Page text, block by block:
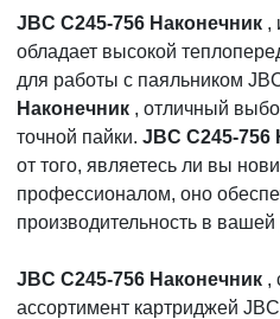
JBC C245-756 Наконечник ,
обладает высокой
для работы с паяльником
Наконечник , отличный
точной пайки. JBC C245-756
от того, являетесь ли вы
профессионалом, оно
производительность в вашей
JBC C245-756 Наконечник ,
ассортимент картриджей